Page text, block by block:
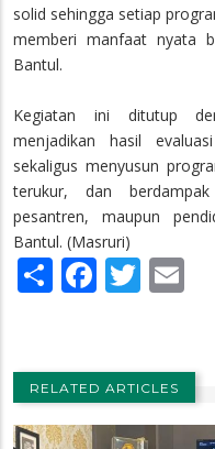
solid sehingga setiap
memberi manfaat nyata
Bantul.
Kegiatan ini ditutup
menjadikan hasil
sekaligus menyusun
terukur, dan
pesantren, maupun
Bantul. (Masruri)
Share
RELATED ARTICLES